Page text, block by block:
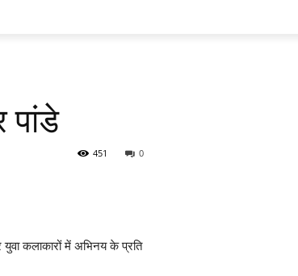
पांडे
0
451
कलाकारों में अभिनय के प्रति